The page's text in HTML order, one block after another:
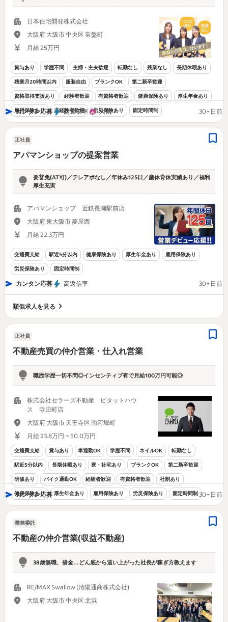
日本住宅開発株式会社
大阪府 大阪市 中央区 常盤町
月給 25万円
賞与あり 学歴不問 主婦・主夫歓迎 転勤なし 残業なし 長期休暇あり
残業月20時間以内 服装自由 ブランクOK 第二新卒歓迎
資格取得支援あり 経験者歓迎 有資格者歓迎 健康保険あり 厚生年金あり
雇用保険あり 未経験者歓迎 労災保険あり 固定時間制
カンタン応募 高返信率 人気 30+日前
正社員
アパマンショップの提案営業
要普免(AT可)／テレアポなし／年休み125日／産休育休実績あり／福利
厚生充実
アパマンショップ 近鉄長瀬駅前店
大阪府 東大阪市 菱屋西
月給 22.3万円
交通費支給 駅近5分以内 健康保険あり 厚生年金あり 雇用保険あり
労災保険あり 固定時間制
カンタン応募 高返信率 30+日前
類似求人を見る
正社員
不動産売買の仲介営業・仕入れ営業
職歴学歴一切不問◎インセンティブ有で月給100万円可能◎
株式会社セラーズ不動産 ピタットハウ
ス 寺田町店
大阪府 大阪市 天王寺区 南河堀町
月給 23.8万円 ~ 50.0万円
交通費支給 賞与あり 車通勤OK 学歴不問 ネイルOK 転勤なし
駅近5分以内 長期休暇あり 寮・社宅あり ブランクOK 第二新卒歓迎
研修あり バイク通勤OK 経験者歓迎 有資格者歓迎 社割あり
健康保険あり 厚生年金あり 雇用保険あり 労災保険あり 固定時間制
カンタン応募 30+日前
業務委託
不動産の仲介営業(収益不動産)
38歳無職、借金…どん底から這い上がった社長が稼ぎ方教えます
RE/MAX Swallow (清陽通商株式会社)
大阪府 大阪市 中央区 北浜